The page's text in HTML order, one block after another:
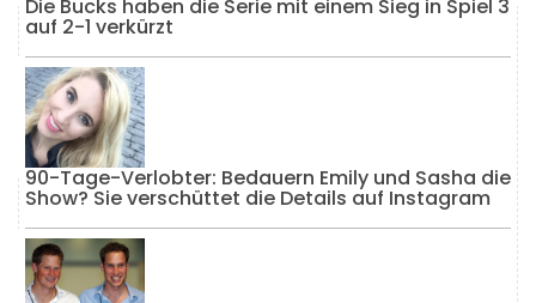
Die Bucks haben die Serie mit einem Sieg in Spiel 3
auf 2-1 verkürzt
90-Tage-Verlobter: Bedauern Emily und Sasha die
Show? Sie verschüttet die Details auf Instagram